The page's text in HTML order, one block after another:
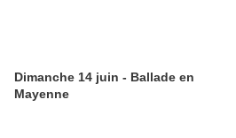
Dimanche 14 juin - Ballade en
Mayenne